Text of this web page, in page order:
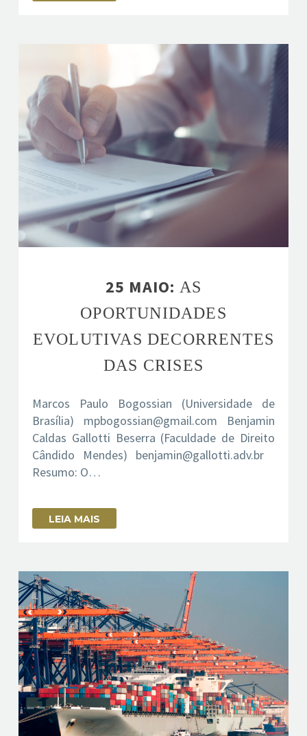
25 MAIO: AS
OPORTUNIDADES
EVOLUTIVAS DECORRENTES
DAS CRISES
Marcos Paulo Bogossian (Universidade de
Brasília) mpbogossian@gmail.com Benjamin
Caldas Gallotti Beserra (Faculdade de Direito
Cândido Mendes) benjamin@gallotti.adv.br
Resumo: O…
LEIA MAIS